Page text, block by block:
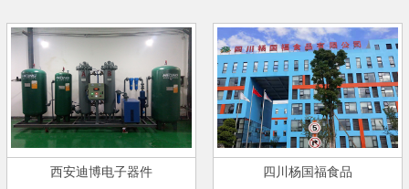
西安迪博电子器件 四川杨国福食品